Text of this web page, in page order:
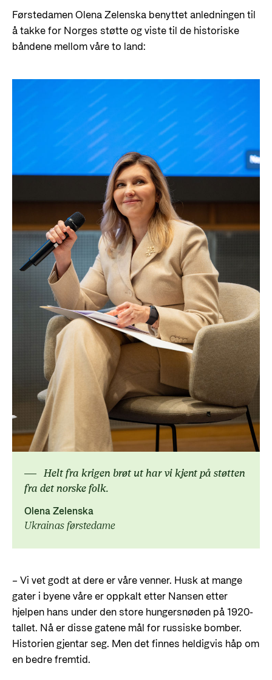
Førstedamen Olena Zelenska benyttet anledningen til
å takke for Norges støtte og viste til de historiske
båndene mellom våre to land:
Helt fra krigen brøt ut har vi kjent på støtten
fra det norske folk.
Olena Zelenska
Ukrainas førstedame
– Vi vet godt at dere er våre venner. Husk at mange
gater i byene våre er oppkalt etter Nansen etter
hjelpen hans under den store hungersnøden på 1920-
tallet. Nå er disse gatene mål for russiske bomber.
Historien gjentar seg. Men det finnes heldigvis håp om
en bedre fremtid.